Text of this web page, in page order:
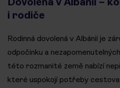
i rodiče
Rodinná dovolená v Albánii je
odpočinku a
této rozmanité země nabízí
které uspokojí potřeby